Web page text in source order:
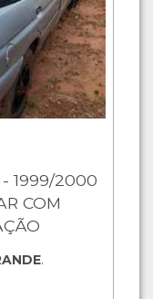
- 1999/2000
COM
.